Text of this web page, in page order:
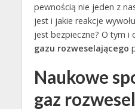
pewnością nie jeden z
jest i jakie reakcje
jest bezpieczne? O tym i
gazu rozweselającego
Naukowe
gaz